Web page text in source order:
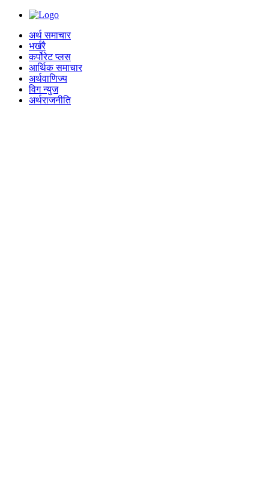
अर्थ समाचार
भर्खरै
कर्पोरेट प्लस
आर्थिक समाचार
अर्थवाणिज्य
विग न्युज
अर्थराजनीति